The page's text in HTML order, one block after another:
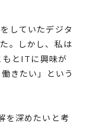
していたデジタ
。しかし、私は
もとITに興味が
きたい」という
を深めたいと考